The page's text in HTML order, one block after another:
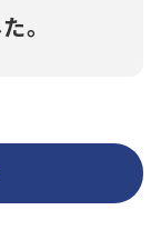
。